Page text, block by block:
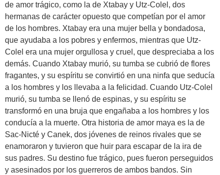
de amor trágico, como la de Xtabay y Utz-Colel, dos
hermanas de carácter opuesto que competían por el amor
de los hombres. Xtabay era una mujer bella y bondadosa,
que ayudaba a los pobres y enfermos, mientras que Utz-
Colel era una mujer orgullosa y cruel, que despreciaba a los
demás. Cuando Xtabay murió, su tumba se cubrió de flores
fragantes, y su espíritu se convirtió en una ninfa que seducía
a los hombres y los llevaba a la felicidad. Cuando Utz-Colel
murió, su tumba se llenó de espinas, y su espíritu se
transformó en una bruja que engañaba a los hombres y los
conducía a la muerte. Otra historia de amor maya es la de
Sac-Nicté y Canek, dos jóvenes de reinos rivales que se
enamoraron y tuvieron que huir para escapar de la ira de
sus padres. Su destino fue trágico, pues fueron perseguidos
y asesinados por los guerreros de ambos bandos. Sin